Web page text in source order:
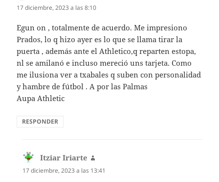
17 diciembre, 2023 a las 8:10
Egun on , totalmente de acuerdo. Me impresiono
Prados, lo q hizo ayer es lo que se llama tirar la
puerta , además ante el Athletico,q reparten estopa,
nl se amilanó e incluso mereció uns tarjeta. Como
me ilusiona ver a txabales q suben con personalidad
y hambre de fútbol . A por las Palmas
Aupa Athletic
RESPONDER
Itziar Iriarte
17 diciembre, 2023 a las 13:41